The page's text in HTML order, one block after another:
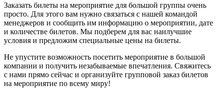
Заказать билеты на мероприятие для большой группы очень
просто. Для этого вам нужно связаться с нашей командой
менеджеров и сообщить им информацию о мероприятии, дате
и количестве билетов. Мы подберем для вас наилучшие
условия и предложим специальные цены на билеты.
Не упустите возможность посетить мероприятие в большой
компании и получить незабываемые впечатления. Свяжитесь
с нами прямо сейчас и организуйте групповой заказ билетов
на мероприятие по всему миру!